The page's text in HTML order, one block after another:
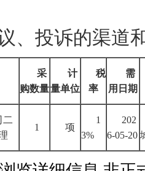
、投诉的渠道
采
购数量
计
量单位
税
率
需
用日期
二
1 项
1
3%
202
6-05-20